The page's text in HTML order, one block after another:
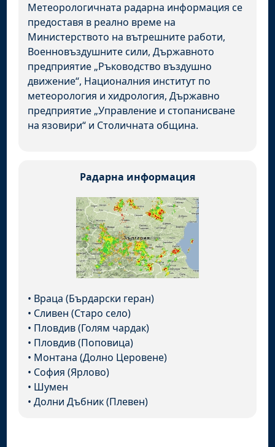
Метеорологичната радарна информация се
предоставя в реално време на
Министерството на вътрешните работи,
Военновъздушните сили, Държавното
предприятие „Ръководство въздушно
движение“, Националния институт по
метеорология и хидрология, Държавно
предприятие „Управление и стопанисване
на язовири“ и Столичната община.
Радарна информация
• Враца (Бърдарски геран)
• Сливен (Старо село)
• Пловдив (Голям чардак)
• Пловдив (Поповица)
• Монтана (Долно Церовене)
• София (Ярлово)
• Шумен
•Долни Дъбник (Плевен)